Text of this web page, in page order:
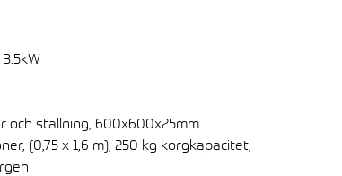
och ställning, 600x600x25mm
(0,75 x 1,6 m), 250 kg korgkapacitet,